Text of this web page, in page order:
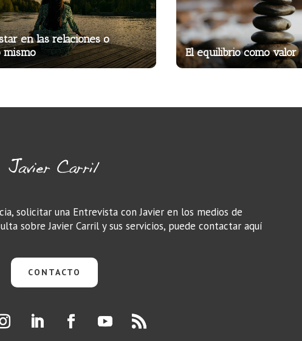
en las relaciones o
mismo
El equilibrio como valor
solicitar una Entrevista con Javier en los medios de
sobre Javier Carril y sus servicios, puede contactar aquí
CONTACTO